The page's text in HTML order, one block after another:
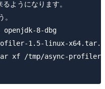
ようになります。
8-dbg
1.5-linux-
xf /tmp/async-